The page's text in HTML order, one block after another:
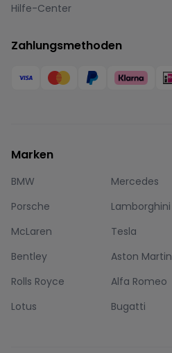
Hilfe-Center
Zahlungsmethoden
Marken
BMW Mercedes
Porsche
Lamborghini
McLaren
Tesla
Bentley
Aston Martin
Rolls Royce
Alfa Romeo
Lotus
Bugatti